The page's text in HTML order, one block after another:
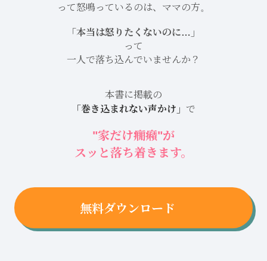
って怒鳴っているのは、ママの方。
「本当は怒りたくないのに…」
って
一人で落ち込んでいませんか？
本書に掲載の
「巻き込まれない声かけ」 で
"家だけ癇癪"が
スッと落ち着きます。
無料ダウンロード